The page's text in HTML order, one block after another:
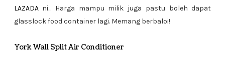
LAZADAni... Harga mampu milik juga pastu boleh dapat
glasslock food container lagi. Memang berbaloi!
York Wall Split Air Conditioner